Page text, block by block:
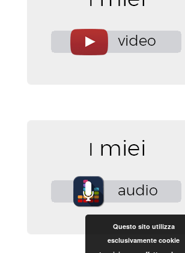
Questo sito utilizza
esclusivamente cookie